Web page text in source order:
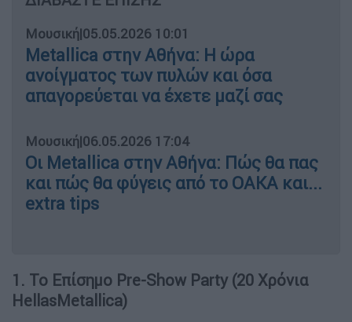
Μουσική|05.05.2026 10:01
Metallica στην Αθήνα: Η ώρα
ανοίγματος των πυλών και όσα
απαγορεύεται να έχετε μαζί σας
Μουσική|06.05.2026 17:04
Οι Metallica στην Αθήνα: Πώς θα πας
και πώς θα φύγεις από το ΟΑΚΑ και...
extra tips
1. Το Επίσημο Pre-Show Party (20 Χρόνια
HellasMetallica)